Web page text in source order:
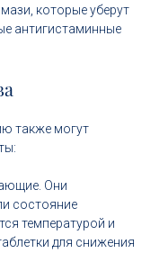
которые уберут
антигистаминные
также могут
Они
состояние
температурой и
для снижения